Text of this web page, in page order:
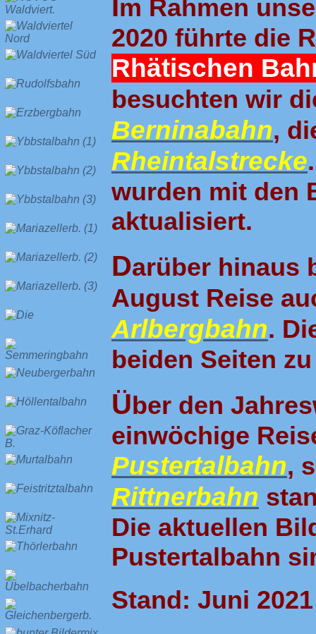
Im Rahmen
2020 führte die
Rhätischen
besuchten wir
Berninabahn,
Rheintalstrecke
wurden mit den
aktualisiert.
Darüber hinaus
August Reise
Arlbergbahn.
beiden Seiten
Über den
einwöchige
Pustertalbahn,
Rittnerbahn
Die aktuellen
Pustertalbahn
Stand: Juni 2021